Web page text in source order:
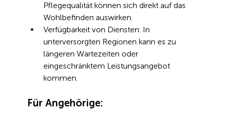
Pflegequalität können sich direkt auf das
Wohlbefinden auswirken.
Verfügbarkeit von Diensten: In
unterversorgten Regionen kann es zu
längeren Wartezeiten oder
eingeschränktem Leistungsangebot
kommen.
Für Angehörige: